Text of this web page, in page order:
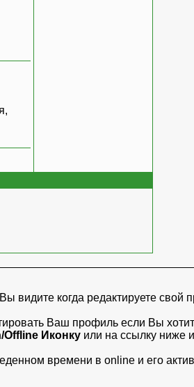
видите когда редактируете свой
Ваш профильесли Вы
Offline Иконкуили на ссылку ниже
времени в online и его